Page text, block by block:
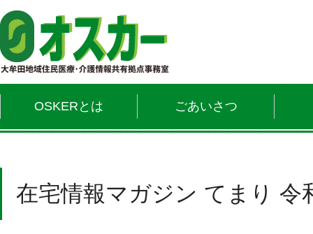
OSKERとは ごあいさつ
在宅情報マガジン てまり 令